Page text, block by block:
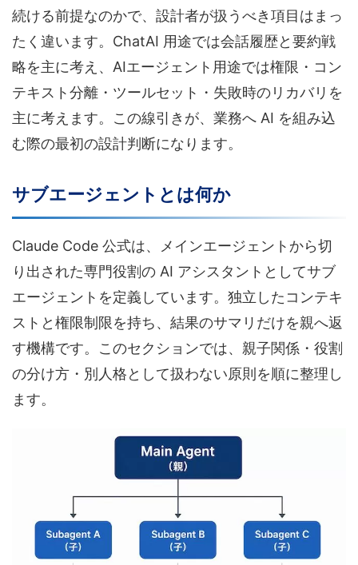
続ける前提なのかで、設計者が扱うべき項目はまっ
たく違います。ChatAI 用途では会話履歴と要約戦
略を主に考え、AIエージェント用途では権限・コン
テキスト分離・ツールセット・失敗時のリカバリを
主に考えます。この線引きが、業務へ AI を組み込
む際の最初の設計判断になります。
サブエージェントとは何か
Claude Code 公式は、メインエージェントから切
り出された専門役割の AI アシスタントとしてサブ
エージェントを定義しています。独立したコンテキ
ストと権限制限を持ち、結果のサマリだけを親へ返
す機構です。このセクションでは、親子関係・役割
の分け方・別人格として扱わない原則を順に整理し
ます。